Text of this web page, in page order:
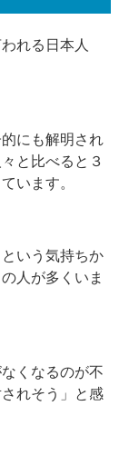
れる日本人
にも解明され
と比べると３
います。
という気持ちか
人が多くいま
くなるのが不
れそう」と感